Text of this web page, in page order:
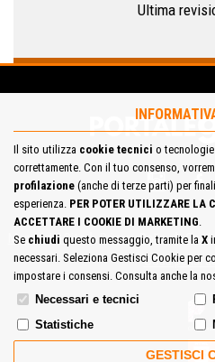
Ultima
Mappa del Sito Privacy Policy
Cosa pensi
Il sito utilizza cookie tecnici o
correttamente. Con il tuo consenso,
profilazione (anche di terze parti) per
esperienza. PER POTER UTILIZZARE LA
ACCETTARE I COOKIE DI MARKETING.
Se chiudi questo messaggio, tramite la X
necessari. Seleziona Gestisci Cookie per
impostare i consensi. Consulta anche la
Necessari e tecnici
Statistiche
GESTISCI